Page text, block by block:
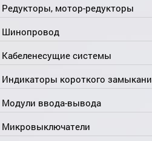
Редукторы, мотор-редукторы
Шинопровод
Кабеленесущие системы
Индикаторы короткого
Модули ввода-вывода
Микровыключатели